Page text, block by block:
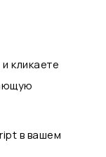
кликаете
в вашем